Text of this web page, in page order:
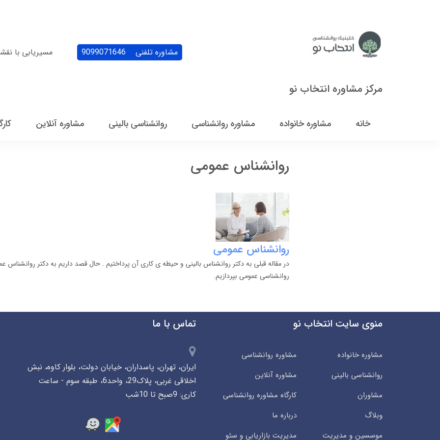
مرکز مشاوره انتخاب نو
مشاوره تلفنی 9099071646 مسیریابی با
خانه مشاوره خانواده مشاوره روانشناسی روانشناسی بالینی مشاوره آنلاین
روانشناس عمومی
روانشناس عمومی
در مقاله قبلی به دکتر روانشناس بالینی و حیطه ی کاری آن پرداختیم . حال قصد داریم به دکتر روانشناس
روانشناسی عمومی بپردازیم.
منوی سایت انتخاب نو
مشاوره خانواده
مشاوره روانشناسی
روانشناسی بالینی
مشاوره آنلاین
مشاوران
کارگاه مشاوره روانشناسی
وبلاگ
درباره ما
موسسین و مدیریت
مدیریت بازاریابی و سئو
تماس با ما
ایران، تهران، پاسداران، خیابان دولت، بلوار کاوه، نبش
اخلاقی غربی، پلاک29، واحد6، طبقه سوم - ساعت
کاری: 9صبح تا 10شب